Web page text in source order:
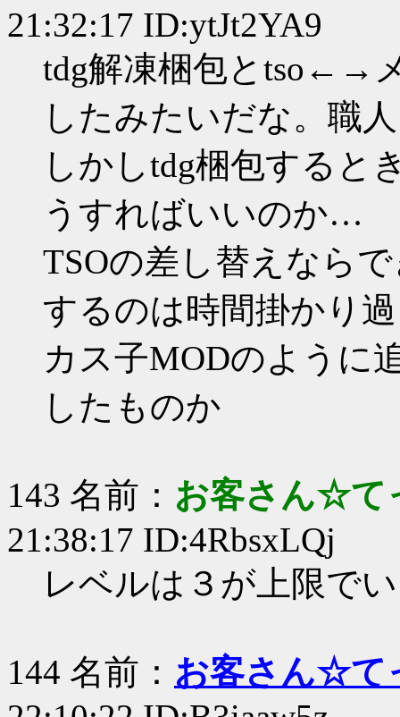
21:32:17 ID:ytJt2YA9
tdg解凍梱包とtso←→
したみたいだな。職
しかしtdg梱包すると
うすればいいのか…
TSOの差し替えなら
するのは時間掛かり
カス子MODのように
したものか
143 名前： お客さん☆て
21:38:17 ID:4RbsxLQj
レベルは３が上限で
144 名前： お客さん☆て